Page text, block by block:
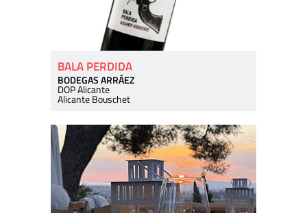
BALA PERDIDA
BODEGAS ARRÁEZ
DOP Alicante
Alicante Bouschet